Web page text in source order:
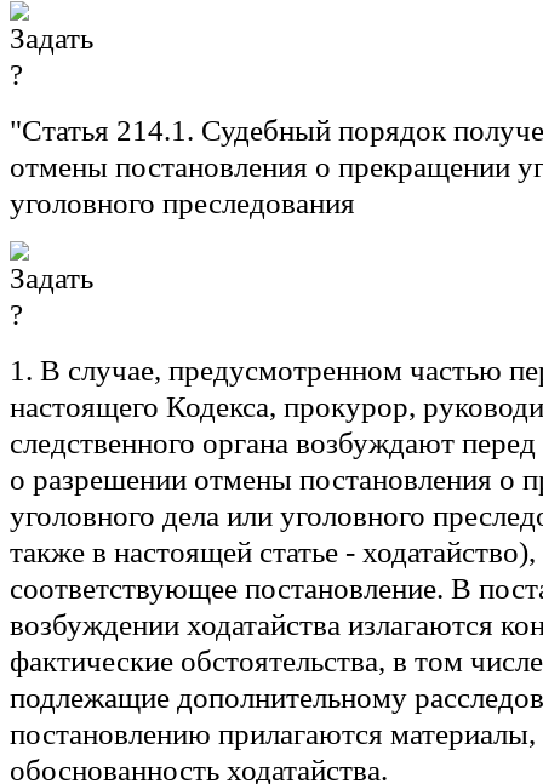
"Статья 214.1. Судебный порядок
отмены постановления о прекращении
уголовного преследования
1. В случае, предусмотренном частью
настоящего Кодекса, прокурор,
следственного органа возбуждают
о разрешении отмены постановления о
уголовного дела или уголовного
также в настоящей статье -
соответствующее постановление. В
возбуждении ходатайства излагаются
фактические обстоятельства, в том
подлежащие дополнительному
постановлению прилагаются
обоснованность ходатайства.